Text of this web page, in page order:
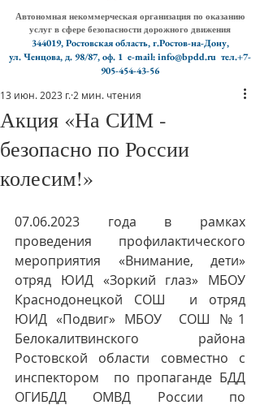
Автономная некоммерческая организация по оказанию
услуг в сфере безопасности дорожного движения
344019, Ростовская область, г.Ростов-на-Дону,
ул. Ченцова, д. 98/87, оф. 1 e-mail: info@bpdd.ru тел.+7-
905-454-43-56
Акция «На СИМ -
безопасно по России
колесим!»
13 июн. 2023 г. 2 мин. чтения
07.06.2023 года в рамках
проведения профилактического
мероприятия «Внимание, дети»
отряд ЮИД «Зоркий глаз» МБОУ
Краснодонецкой СОШ  и отряд
ЮИД «Подвиг» МБОУ  СОШ №1
Белокалитвинского района
Ростовской области совместно с
инспектором  по пропаганде БДД
ОГИБДД ОМВД России по